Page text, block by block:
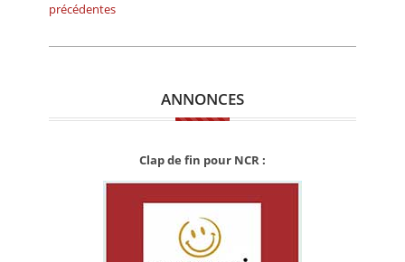
précédentes
ANNONCES
Clap de fin pour NCR :